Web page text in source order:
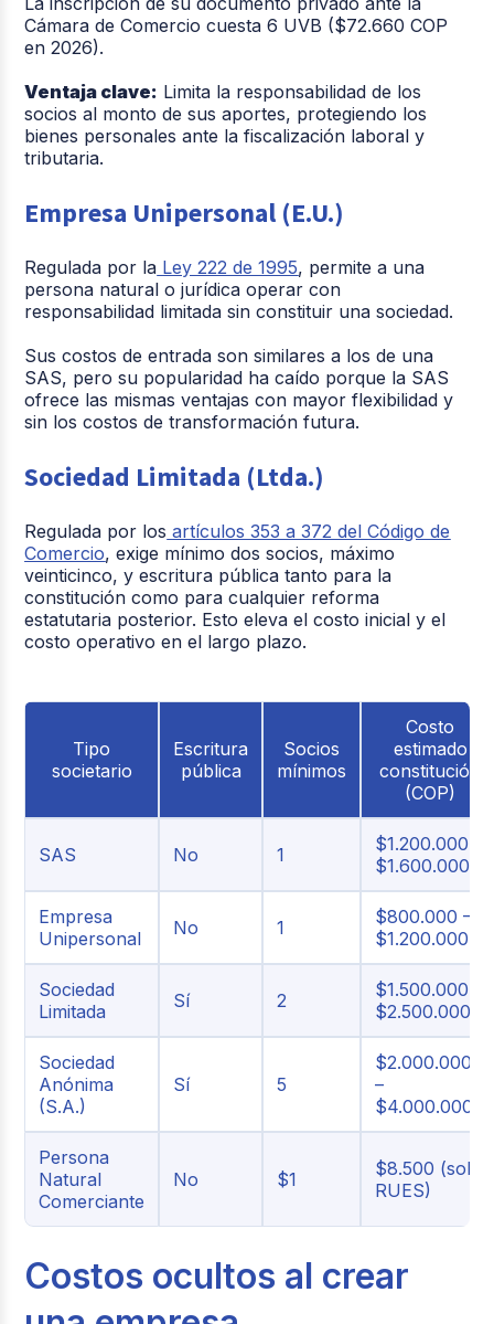
Cámara de Comercio cuesta 6 UVB ($72.660 COP
en 2026).
Ventaja clave: Limita la responsabilidad de los
socios al monto de sus aportes, protegiendo los
bienes personales ante la fiscalización laboral y
tributaria.
Empresa Unipersonal (E.U.)
Regulada por la Ley 222 de 1995, permite a una
persona natural o jurídica operar con
responsabilidad limitada sin constituir una sociedad.
Sus costos de entrada son similares a los de una
SAS, pero su popularidad ha caído porque la SAS
ofrece las mismas ventajas con mayor flexibilidad y
sin los costos de transformación futura.
Sociedad Limitada (Ltda.)
Regulada por los artículos 353 a 372 del Código de
Comercio, exige mínimo dos socios, máximo
veinticinco, y escritura pública tanto para la
constitución como para cualquier reforma
estatutaria posterior. Esto eleva el costo inicial y el
costo operativo en el largo plazo.
Tipo
societario
Escritura
pública
Socios
mínimos
Costo
estimado
constitución
(COP)
SAS No 1
$1.200.000 –
$1.600.000
Empresa
Unipersonal
No 1
$800.000 –
$1.200.000
Sociedad
Limitada
Sí 2
$1.500.000 –
$2.500.000+
Sociedad
Anónima
(S.A.)
Sí 5
$2.000.000
–
$4.000.000+
Persona
Natural
Comerciante
No $1
$8.500 (solo
RUES)
Costos ocultos al crear